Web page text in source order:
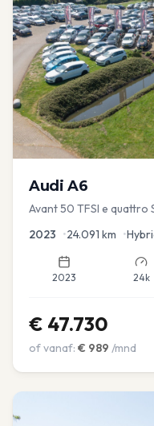
Audi A6
Avant 50 TFSI e quattro
2023 •24.091 km •
2023 24k
€ 47.730
of vanaf: € 989 /mnd